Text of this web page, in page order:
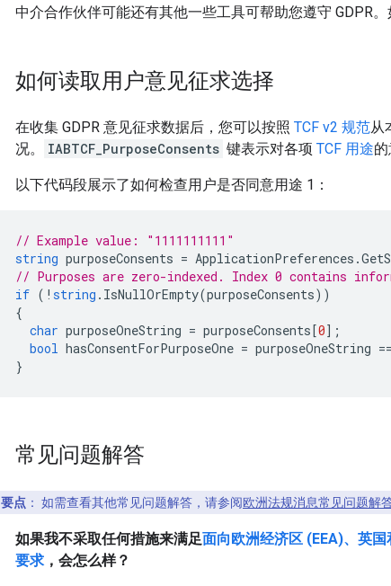
中介合作伙伴可能还有其他一些工具可帮助您遵守 GDPR
如何读取用户意见征求选择
在收集 GDPR 意见征求数据后，您可以按照 TCF v2 规范从
况。
IABTCF_PurposeConsents 键表示对各项 TCF 用途的
以下代码段展示了如何检查用户是否同意用途 1：
// Example value: "1111111111"
string purposeConsents = ApplicationPreferences .
// Purposes are zero-indexed. Index 0 contains
if ( ! string . IsNullOrEmpty(purposeConsents))
{
char purposeOneString = purposeConsents[0];
bool hasConsentForPurposeOne = purposeOneString ==
}
常见问题解答
要点 ： 如需查看其他常见问题解答，请参阅欧洲法规消息常见问题解
如果我不采取任何措施来满足面向欧洲经济区 (EEA)、英
要求 ，会怎么样？